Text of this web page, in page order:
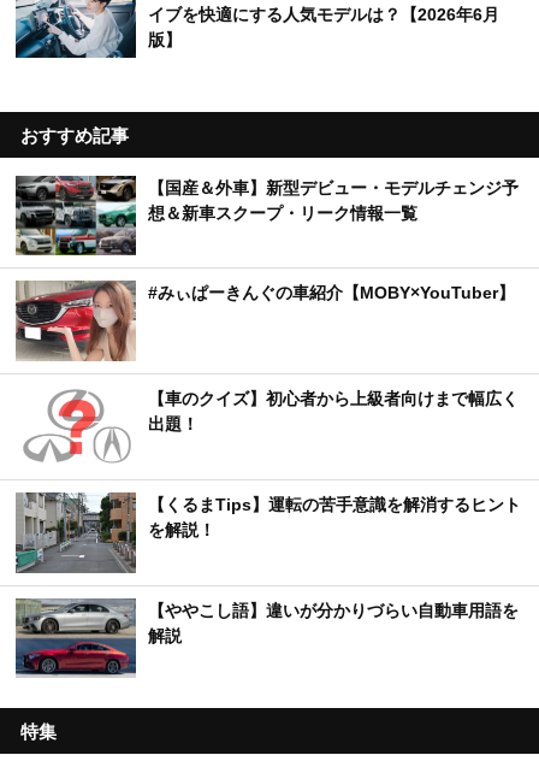
イブを快適にする人気モデルは？【2026年6月
版】
おすすめ記事
【国産＆外車】新型デビュー・モデルチェンジ予
想＆新車スクープ・リーク情報一覧
#みぃぱーきんぐの車紹介【MOBY×YouTuber】
【車のクイズ】初心者から上級者向けまで幅広く
出題！
【くるまTips】運転の苦手意識を解消するヒント
を解説！
【ややこし語】違いが分かりづらい自動車用語を
解説
特集